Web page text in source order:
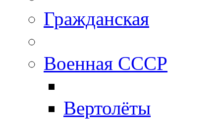
Гражданская
Военная СССР
Вертолёты